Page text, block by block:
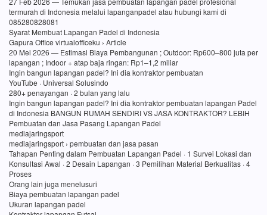
termurah di Indonesia melalui lapanganpadel atau hubungi kami di
085280828081
Syarat Membuat Lapangan Padel di Indonesia
Gapura Office virtualofficeku › Article
20 Mei 2026 — Estimasi Biaya Pembangunan ; Outdoor: Rp600–800 juta per
lapangan ; Indoor + atap baja ringan: Rp1–1,2 miliar
Ingin bangun lapangan padel? Ini dia kontraktor pembuatan
YouTube · Universal Solusindo
280+ penayangan · 2 bulan yang lalu
Ingin bangun lapangan padel? Ini dia kontraktor pembuatan lapangan Padel
di Indonesia BANGUN RUMAH SENDIRI VS JASA KONTRAKTOR? LEBIH
Pembuatan dan Jasa Pasang Lapangan Padel
mediajaringsport
mediajaringsport › pembuatan dan jasa pasan
Tahapan Penting dalam Pembuatan Lapangan Padel · 1 Survei Lokasi dan
Konsultasi Awal · 2 Desain Lapangan · 3 Pemilihan Material Berkualitas · 4
Proses
Orang lain juga menelusuri
Biaya pembuatan lapangan padel
Ukuran lapangan padel